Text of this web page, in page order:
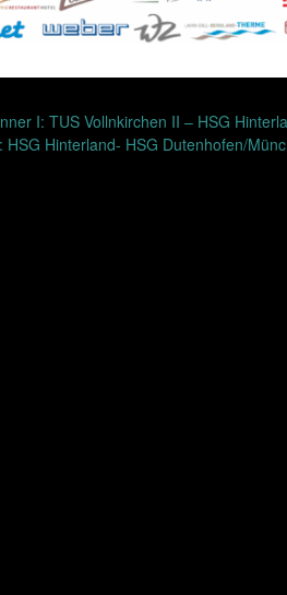
I: TUS Vollnkirchen II – HSG
HSG Hinterland- HSG Dutenhofen/